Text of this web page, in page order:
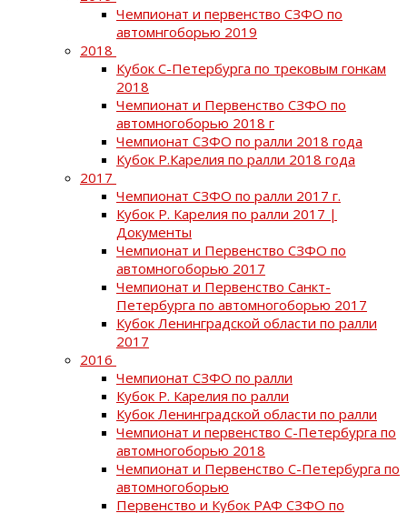
Чемпионат и первенство СЗФО по
автомнгоборью 2019
2018
Кубок С-Петербурга по трековым гонкам
2018
Чемпионат и Первенство СЗФО по
автомногоборью 2018 г
Чемпионат СЗФО по ралли 2018 года
Кубок Р.Карелия по ралли 2018 года
2017
Чемпионат СЗФО по ралли 2017 г.
Кубок Р. Карелия по ралли 2017 |
Документы
Чемпионат и Первенство СЗФО по
автомногоборью 2017
Чемпионат и Первенство Санкт-
Петербурга по автомногоборью 2017
Кубок Ленинградской области по ралли
2017
2016
Чемпионат СЗФО по ралли
Кубок Р. Карелия по ралли
Кубок Ленинградской области по ралли
Чемпионат и первенство С-Петербурга по
автомногоборью 2018
Чемпионат и Первенство С-Петербурга по
автомногоборью
Первенство и Кубок РАФ СЗФО по